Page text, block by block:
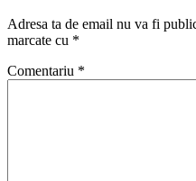
Adresa ta de email nu va fi
marcate cu *
Comentariu *